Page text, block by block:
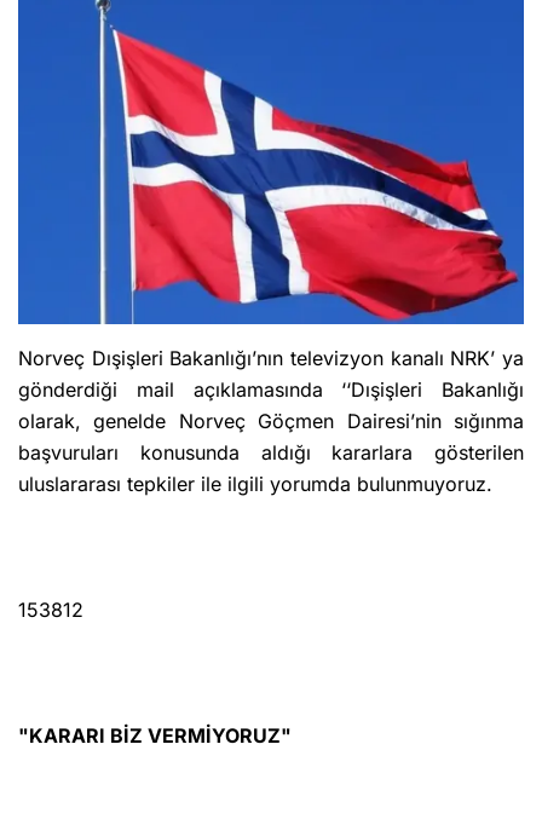
Norveç Dışişleri Bakanlığı’nın televizyon kanalı NRK’ ya
gönderdiği mail açıklamasında ‘‘Dışişleri Bakanlığı
olarak, genelde Norveç Göçmen Dairesi’nin sığınma
başvuruları konusunda aldığı kararlara gösterilen
uluslararası tepkiler ile ilgili yorumda bulunmuyoruz.
153812
"KARARI BİZ VERMİYORUZ"